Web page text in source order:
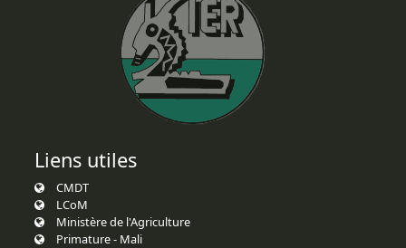
Liens utiles
CMDT
LCoM
Ministère de l'Agriculture
Primature - Mali